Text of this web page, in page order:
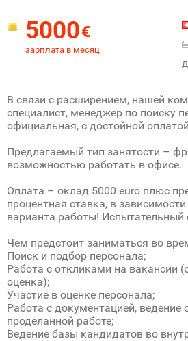
5000€
зарплата в месяц
В связи с расширением, нашей
специалист, менеджер по поиску
официальная, с достойной
Предлагаемый тип занятости –
возможностью работать в офисе.
Оплата – оклад 5000 euro плюс
процентная ставка, в
варианта работы! Испытательный
Чем предстоит заниматься во
Поиск и подбор персонала;
Работа с откликами на вакансии
оценка);
Участие в оценке персонала;
Работа с документацией, ведение
проделанной работе;
Ведение базы кандидатов во